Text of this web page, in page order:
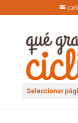
Seleccionar